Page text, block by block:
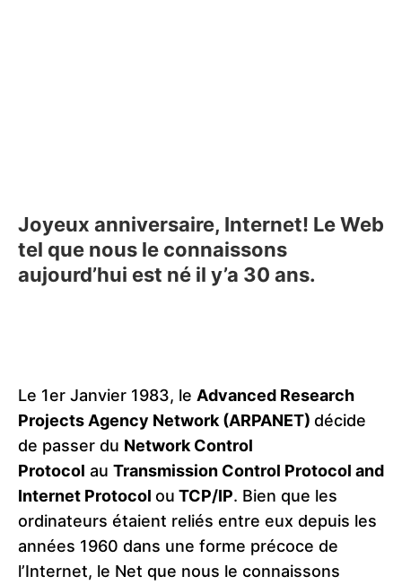
Joyeux anniversaire, Internet! Le Web
tel que nous le connaissons
aujourd’hui est né il y’a 30 ans.
Le 1er Janvier 1983, le Advanced Research
Projects Agency Network (ARPANET) décide
de passer du Network Control
Protocol au Transmission Control Protocol and
Internet Protocol ou TCP/IP. Bien que les
ordinateurs étaient reliés entre eux depuis les
années 1960 dans une forme précoce de
l’Internet, le Net que nous le connaissons